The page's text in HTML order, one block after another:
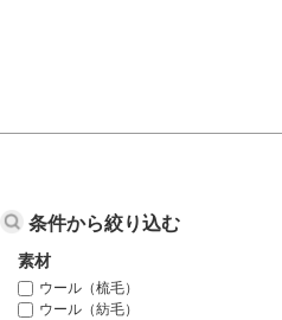
条件から絞り込む
素材
ウール（梳毛）
ウール（紡毛）